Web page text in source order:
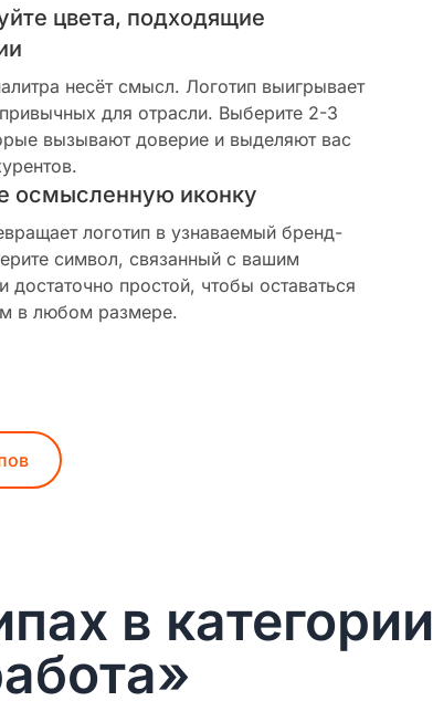
цвета, подходящие
несёт смысл. Логотип выигрывает
для отрасли. Выберите 2-3
вызывают доверие и выделяют вас
осмысленную иконку
логотип в узнаваемый бренд-
символ, связанный с вашим
достаточно простой, чтобы оставаться
в любом размере.
в категории